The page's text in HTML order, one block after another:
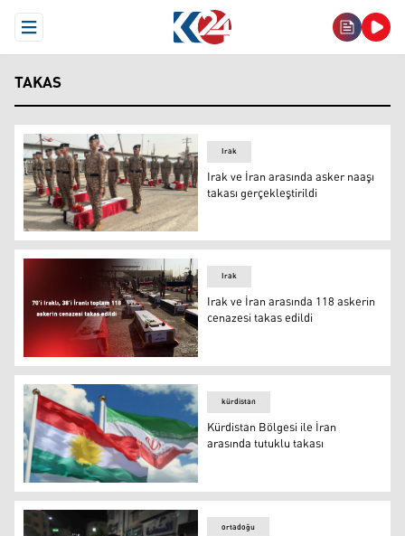
Open Menu
TAKAS
Irak ve İran arasında asker naaşı takası gerçekleştirildi
Irak
Irak ve İran arasında asker naaşı
takası gerçekleştirildi
Irak ve İran arasında 118 askerin cenazesi takas edildi
Irak
Irak ve İran arasında 118 askerin
cenazesi takas edildi
Kürdistan Bölgesi ile İran arasında tutuklu takası
kürdistan
Kürdistan Bölgesi ile İran
arasında tutuklu takası
ortadoğu